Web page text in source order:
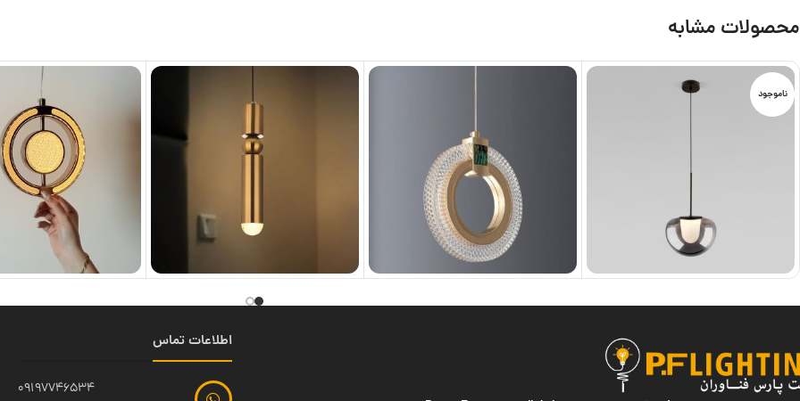
محصولات مشابه
ناموجود
اطلاعات تماس
09197746534